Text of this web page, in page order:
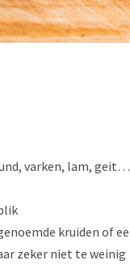
varken, lam,
kruiden of
zeker niet te weinig